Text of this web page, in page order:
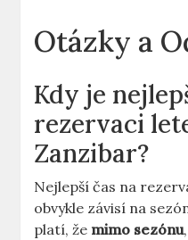
Otázky a
Kdy je
rezervaci
Zanzibar?
Nejlepší čas na
obvykle závisí na
platí, že mimo sezónu